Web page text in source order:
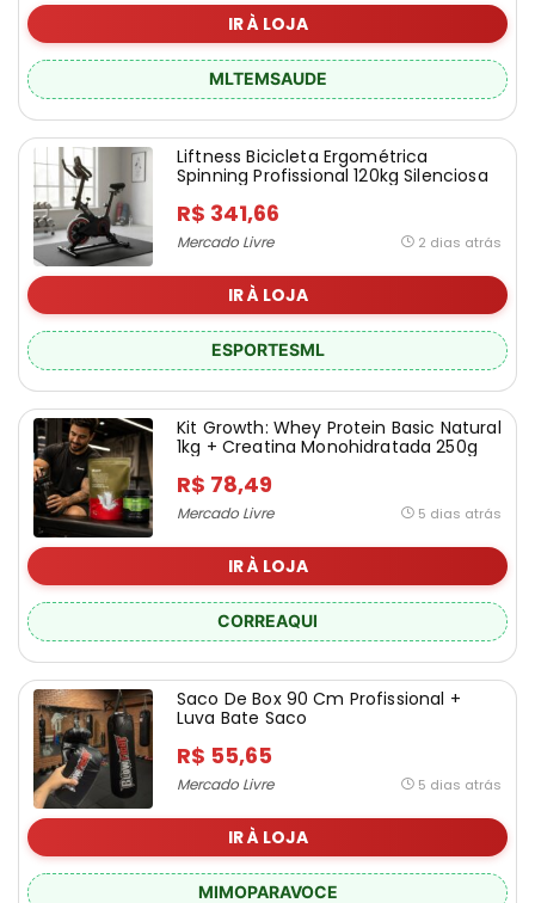
Perfumes, Beleza e Saúde
Relógios e Jóias
Utensílios Domésticos
Viagem e Turismo
Todas as categorias
IR À LOJA
MLTEMSAUDE
Liftness Bicicleta Ergométrica
Spinning Profissional 120kg Silenciosa
R$ 341,66
Mercado Livre 2 dias atrás
IR À LOJA
ESPORTESML
Kit Growth: Whey Protein Basic Natural
1kg + Creatina Monohidratada 250g
R$ 78,49
Mercado Livre 5 dias atrás
IR À LOJA
CORREAQUI
Saco De Box 90 Cm Profissional +
Luva Bate Saco
R$ 55,65
Mercado Livre 5 dias atrás
IR À LOJA
MIMOPARAVOCE